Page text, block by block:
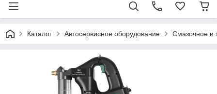
Каталог Автосервисное оборудование Смазочное и